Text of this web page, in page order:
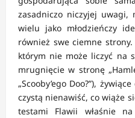
zasadniczo niczyjej
wielu jako młodzieńczy
również swe ciemne
którym nie może liczyć na
mrugnięcie w stronę
„Scooby’ego Doo?”),
czystą nienawiść, co wiąże
testami Flawii właśnie